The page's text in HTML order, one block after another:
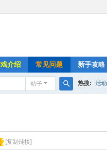
介绍 常见问题 新手攻略
帖子 热搜: 活动
[复制链接]